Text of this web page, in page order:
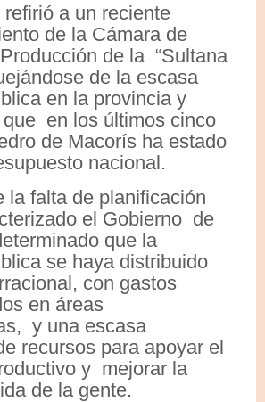
a un reciente
de la Cámara de
de la “Sultana
de la escasa
en la provincia y
que en los últimos cinco
de Macorís ha estado
nacional.
la falta de planificación
el Gobierno de
que la
se haya distribuido
con gastos
en áreas
y una escasa
recursos para apoyar el
y mejorar la
de la gente.